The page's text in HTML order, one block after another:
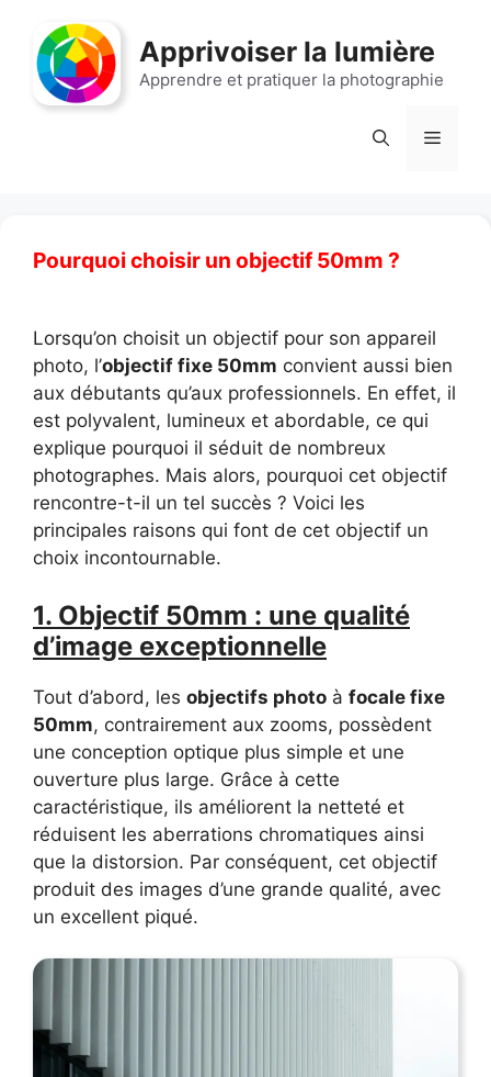
contenu
Apprivoiser la lumière
Apprendre et pratiquer la photographie
Menu
Pourquoi choisir un objectif 50mm ?
Lorsqu’on choisit un objectif pour son appareil
photo, l’objectif fixe 50mm convient aussi bien
aux débutants qu’aux professionnels. En effet, il
est polyvalent, lumineux et abordable, ce qui
explique pourquoi il séduit de nombreux
photographes. Mais alors, pourquoi cet objectif
rencontre-t-il un tel succès ? Voici les
principales raisons qui font de cet objectif un
choix incontournable.
1. Objectif 50mm : une qualité
d’image exceptionnelle
Tout d’abord, les objectifs photo à focale fixe
50mm, contrairement aux zooms, possèdent
une conception optique plus simple et une
ouverture plus large. Grâce à cette
caractéristique, ils améliorent la netteté et
réduisent les aberrations chromatiques ainsi
que la distorsion. Par conséquent, cet objectif
produit des images d’une grande qualité, avec
un excellent piqué.